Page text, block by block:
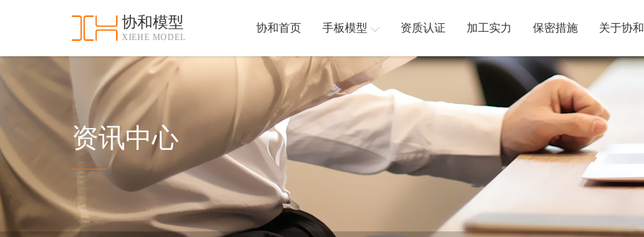
协和模型
XIEHE MODEL
协和首页 手板模型 资质认证 加工实力 保密措施 关于协和
资讯中心
和
首
页
手
型
资
认
加
实
保
密